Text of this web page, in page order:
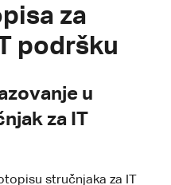
za
podršku
u
za IT
stručnjaka za IT